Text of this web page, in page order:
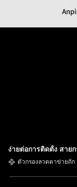
ง่ายต่อการติดตั้ง สาย
ตัวกรองลวดตาข่ายถัก